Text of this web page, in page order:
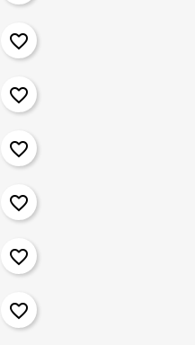
favorite_border
favorite_border
favorite_border
favorite_border
favorite_border
favorite_border